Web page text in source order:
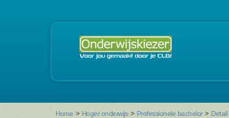
Home > Hoger onderwijs > Professionele bachelor > Detail